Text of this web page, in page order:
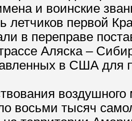
и воинские
летчиков первой
в переправе
Аляска –
в США для
восьми тысяч